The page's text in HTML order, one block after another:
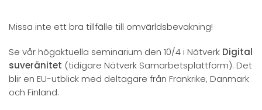
Missa inte ett bra tillfälle till omvärldsbevakning!
Se vår högaktuella seminarium den 10/4 i Nätverk Digital
suveränitet (tidigare Nätverk Samarbetsplattform). Det
blir en EU-utblick med deltagare från Frankrike, Danmark
och Finland.